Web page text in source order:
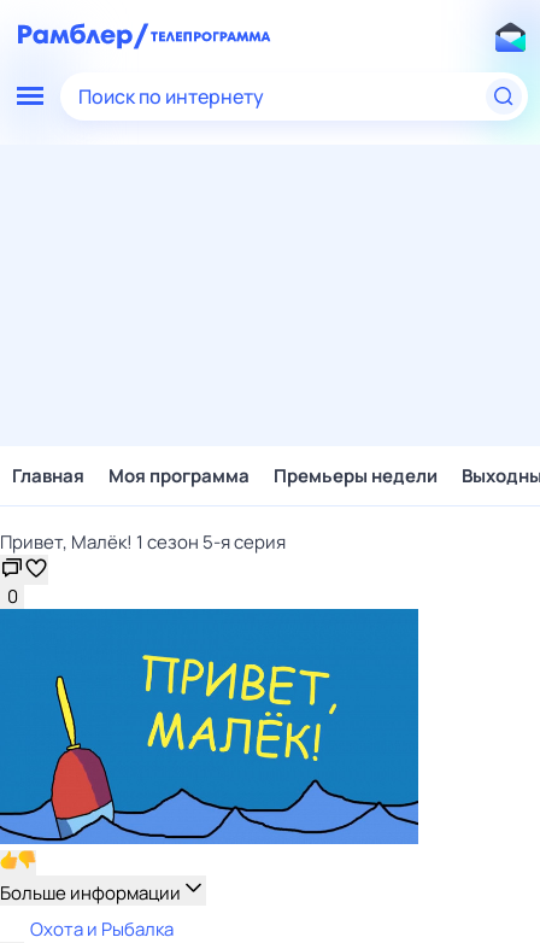
Поиск по интернету
Главная Моя программа Премьеры недели
Привет, Малёк! 1 сезон 5-я серия
0
Больше информации
Охота и Рыбалка